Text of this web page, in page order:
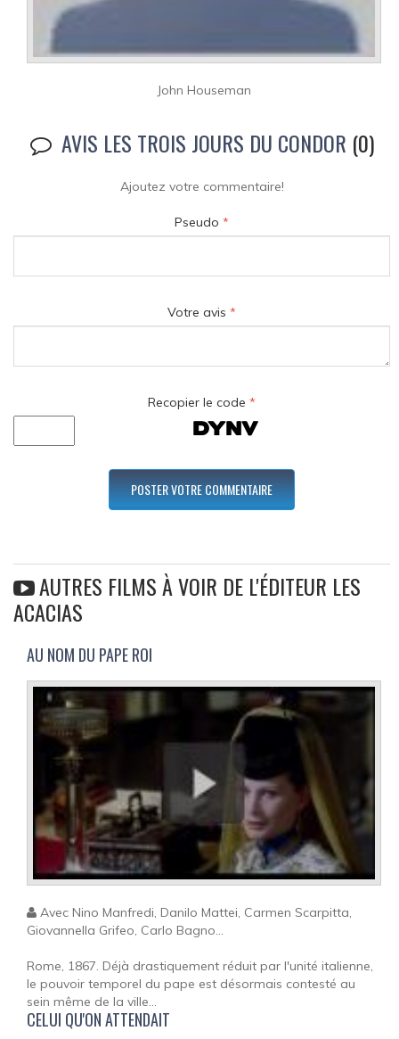
John Houseman
AVIS LES TROIS JOURS DU CONDOR (0)
Ajoutez votre commentaire!
Pseudo *
Votre avis *
Recopier le code *
AUTRES FILMS À VOIR DE L'ÉDITEUR LES
ACACIAS
AU NOM DU PAPE ROI
Avec Nino Manfredi, Danilo Mattei, Carmen Scarpitta,
Giovannella Grifeo, Carlo Bagno...
Rome, 1867. Déjà drastiquement réduit par l'unité italienne,
le pouvoir temporel du pape est désormais contesté au
sein même de la ville...
CELUI QU'ON ATTENDAIT